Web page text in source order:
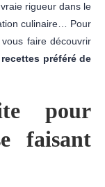
rigueur dans le
culinaire… Pour
faire découvrir
préféré de
pour
faisant